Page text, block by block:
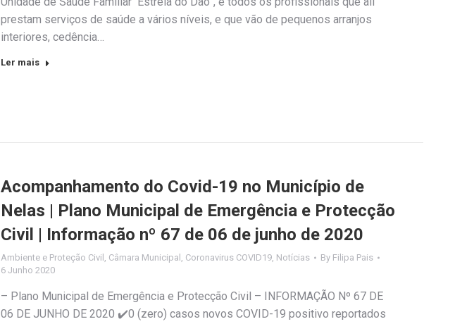
prestam serviços de saúde a vários níveis, e que vão de pequenos arranjos
interiores, cedência…
Ler mais
Acompanhamento do Covid-19 no Município de
Nelas | Plano Municipal de Emergência e Protecção
Civil | Informação nº 67 de 06 de junho de 2020
Ambiente e Proteção Civil , Câmara Municipal , Coronavirus COVID19, Notícias By Filipa Pais
6 Junho 2020
– Plano Municipal de Emergência e Protecção Civil – INFORMAÇÃO Nº 67 DE
06 DE JUNHO DE 2020 ✔️0 (zero) casos novos COVID-19 positivo reportados